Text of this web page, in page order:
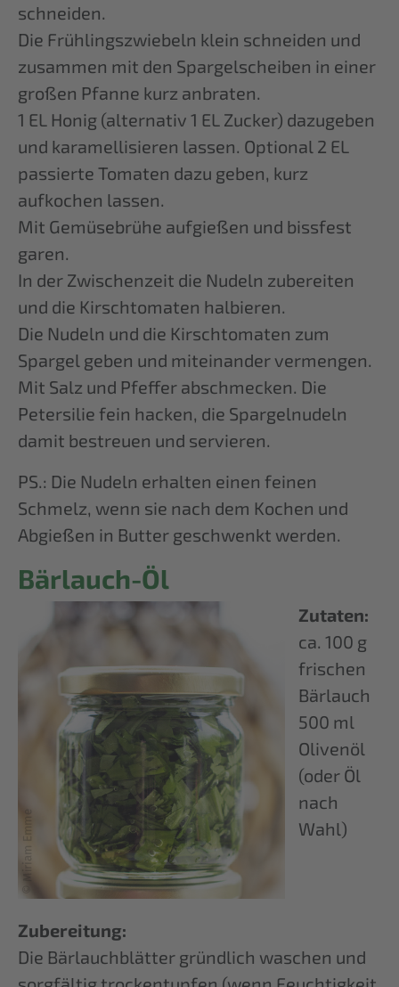
schneiden.
Die Frühlingszwiebeln klein schneiden und
zusammen mit den Spargelscheiben in einer
großen Pfanne kurz anbraten.
1 EL Honig (alternativ 1 EL Zucker) dazugeben
und karamellisieren lassen. Optional 2 EL
passierte Tomaten dazu geben, kurz
aufkochen lassen.
Mit Gemüsebrühe aufgießen und bissfest
garen.
In der Zwischenzeit die Nudeln zubereiten
und die Kirschtomaten halbieren.
Die Nudeln und die Kirschtomaten zum
Spargel geben und miteinander vermengen.
Mit Salz und Pfeffer abschmecken. Die
Petersilie fein hacken, die Spargelnudeln
damit bestreuen und servieren.
PS.: Die Nudeln erhalten einen feinen
Schmelz, wenn sie nach dem Kochen und
Abgießen in Butter geschwenkt werden.
Bärlauch-Öl
Zutaten:
ca. 100 g
frischen
Bärlauch
500 ml
Olivenöl
(oder Öl
nach
Wahl)
Zubereitung:
Die Bärlauchblätter gründlich waschen und